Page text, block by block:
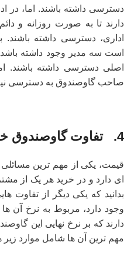
دسترسی داشته باشند. اما، در
دارند تا به صورت روزانه و
اداری، دسترسی داشته
است سه مدیر وجود داشته باشد
اصلی دسترسی داشته باشند.
صاحب گاوصندوق به دسترسی
4. تفاوت گاوصندوق خانگی و اداری در قیمت
قیمت، یکی از مهم ترین
ای دارد و در خرید هر یک از
بدانید که یکی دیگر از تفاوت
وجود دارد، مربوط به نرخ آن
دارند که بر نرخ نهایی این
مهم ترین آن ها شامل موارد زیر